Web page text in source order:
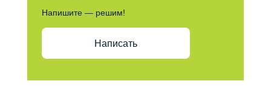
Напишите — решим!
Написать